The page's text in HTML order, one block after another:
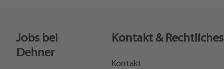
Jobs bei
Dehner
Kontakt & Rechtliches
Kontakt